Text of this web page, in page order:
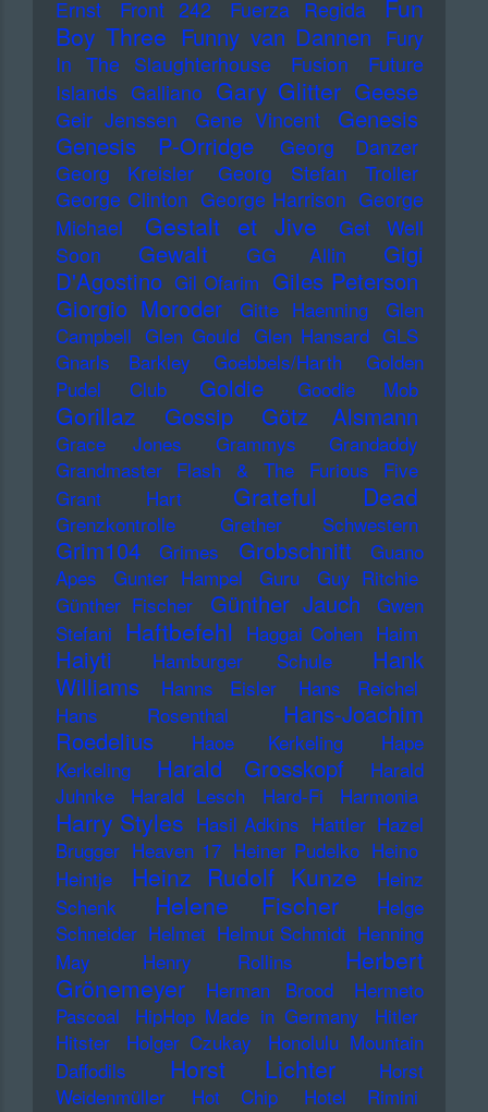
Ernst
Front 242 Fuerza Regida
Fun
Boy Three Funny van Dannen Fury
In The Slaughterhouse
Fusion
Future
Islands Galliano Gary Glitter Geese
Geir Jenssen Gene Vincent
Genesis
Genesis P-Orridge
Georg Danzer
Georg Kreisler
Georg Stefan Troller
George Clinton George Harrison George
Michael
Gestalt et Jive
Get Well
Soon
Gewalt GG Allin
Gigi
D'Agostino Gil Ofarim Giles Peterson
Giorgio Moroder
Gitte Haenning
Glen
Campbell Glen Gould Glen Hansard GLS
Gnarls Barkley
Goebbels/Harth
Golden
Pudel Club
Goldie Goodie Mob
Gorillaz Gossip Götz Alsmann
Grace Jones Grammys
Grandaddy
Grandmaster Flash & The Furious Five
Grant Hart
Grateful Dead
Grenzkontrolle Grether Schwestern
Grim104 Grimes Grobschnitt
Guano
Apes
Gunter Hampel Guru
Guy Ritchie
Günther Fischer
Günther Jauch
Gwen
Stefani Haftbefehl Haggai Cohen Haim
Haiyti Hamburger Schule
Hank
Williams
Hanns Eisler
Hans Reichel
Hans Rosenthal
Hans-Joachim
Roedelius
Haoe Kerkeling
Hape
Kerkeling
Harald Grosskopf
Harald
Juhnke
Harald Lesch Hard-Fi Harmonia
Harry Styles Hasil Adkins Hattler Hazel
Brugger Heaven 17 Heiner Pudelko Heino
Heintje
Heinz Rudolf Kunze
Heinz
Schenk
Helene Fischer
Helge
Schneider Helmet Helmut Schmidt Henning
May
Henry Rollins
Herbert
Grönemeyer
Herman Brood
Hermeto
Pascoal
HipHop Made in Germany
Hitler
Hitster
Holger Czukay
Honolulu Mountain
Daffodils
Horst Lichter
Horst
Weidenmüller
Hot Chip Hotel Rimini